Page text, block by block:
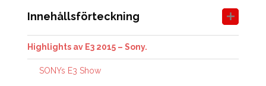
Innehållsförteckning
Highlights av E3 2015 – Sony.
SONYs E3 Show